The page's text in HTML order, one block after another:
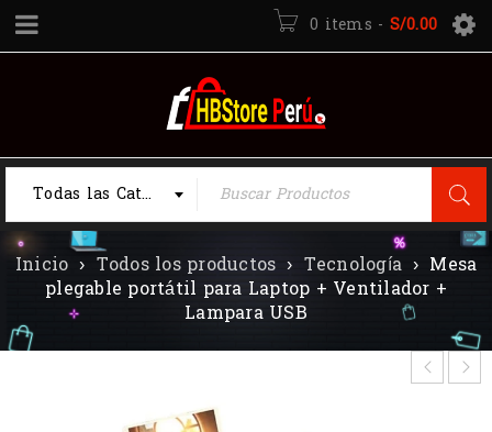
0 items - S/0.00
Todas las Categorias
Inicio › Todos los productos › Tecnología › Mesa
plegable portátil para Laptop + Ventilador +
Lampara USB